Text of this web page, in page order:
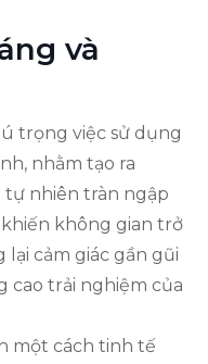
và
trọng việc sử dụng
nhằm tạo ra
tự nhiên tràn ngập
không gian trở
lại cảm giác gần gũi
cao trải nghiệm của
một cách tinh tế